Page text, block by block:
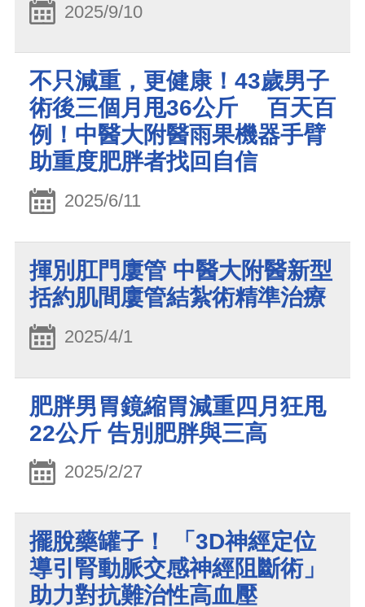
2025/9/10
不只減重，更健康！43歲男子
術後三個月甩36公斤 百天百
例！中醫大附醫雨果機器手臂
助重度肥胖者找回自信
2025/6/11
揮別肛門廔管 中醫大附醫新型
括約肌間廔管結紮術精準治療
2025/4/1
肥胖男胃鏡縮胃減重四月狂甩
22公斤 告別肥胖與三高
2025/2/27
擺脫藥罐子！ 「3D神經定位
導引腎動脈交感神經阻斷術」
助力對抗難治性高血壓